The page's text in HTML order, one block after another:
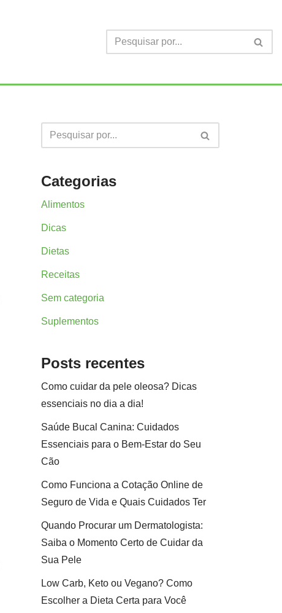
Categorias
Alimentos
Dicas
Dietas
Receitas
Sem categoria
Suplementos
Posts recentes
Como cuidar da pele oleosa? Dicas
essenciais no dia a dia!
Saúde Bucal Canina: Cuidados
Essenciais para o Bem-Estar do Seu
Cão
Como Funciona a Cotação Online de
Seguro de Vida e Quais Cuidados Ter
Quando Procurar um Dermatologista:
Saiba o Momento Certo de Cuidar da
Sua Pele
Low Carb, Keto ou Vegano? Como
Escolher a Dieta Certa para Você